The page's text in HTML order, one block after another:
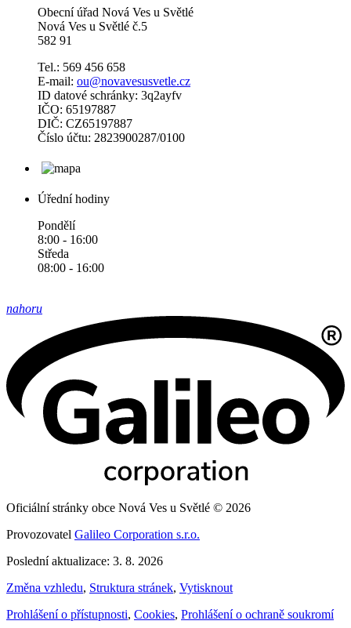
Obecní úřad Nová Ves u Světlé
Nová Ves u Světlé č.5
582 91
Tel.: 569 456 658
E-mail: ou@novavesusvetle.cz
ID datové schránky: 3q2ayfv
IČO: 65197887
DIČ: CZ65197887
Číslo účtu: 2823900287/0100
Úřední hodiny
Pondělí
8:00 - 16:00
Středa
08:00 - 16:00
nahoru
Oficiální stránky obce Nová Ves u Světlé © 2026
Provozovatel Galileo Corporation s.r.o.
Poslední aktualizace: 3. 8. 2026
Změna vzhledu, Struktura stránek, Vytisknout
Prohlášení o přístupnosti, Cookies, Prohlášení o ochraně soukromí